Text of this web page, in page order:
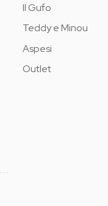
Il Gufo
Teddy e Minou
Aspesi
Outlet